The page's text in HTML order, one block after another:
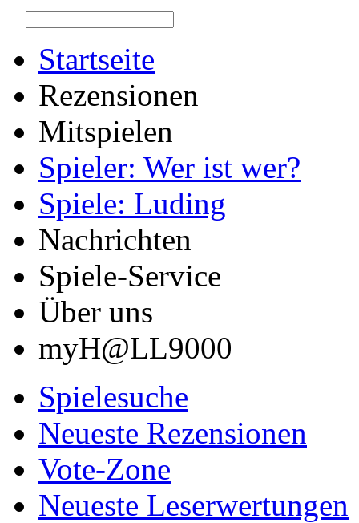
Startseite
Rezensionen
Mitspielen
Spieler: Wer ist wer?
Spiele: Luding
Nachrichten
Spiele-Service
Über uns
myH@LL9000
Spielesuche
Neueste Rezensionen
Vote-Zone
Neueste Leserwertungen